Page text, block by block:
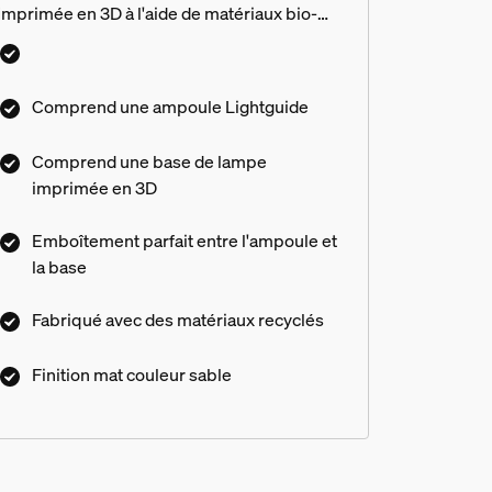
en 3D à l'aide de matériaux bio-
circulaires pour un mélange entre artisanat
moderne et traditionnel.
Comprend une ampoule Lightguide
Comprend une base de lampe
imprimée en 3D
Emboîtement parfait entre l'ampoule et
la base
Fabriqué avec des matériaux recyclés
Finition mat couleur sable